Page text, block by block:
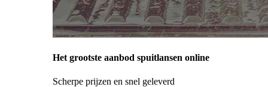
Het grootste aanbod spuitlansen online
Scherpe prijzen en snel geleverd